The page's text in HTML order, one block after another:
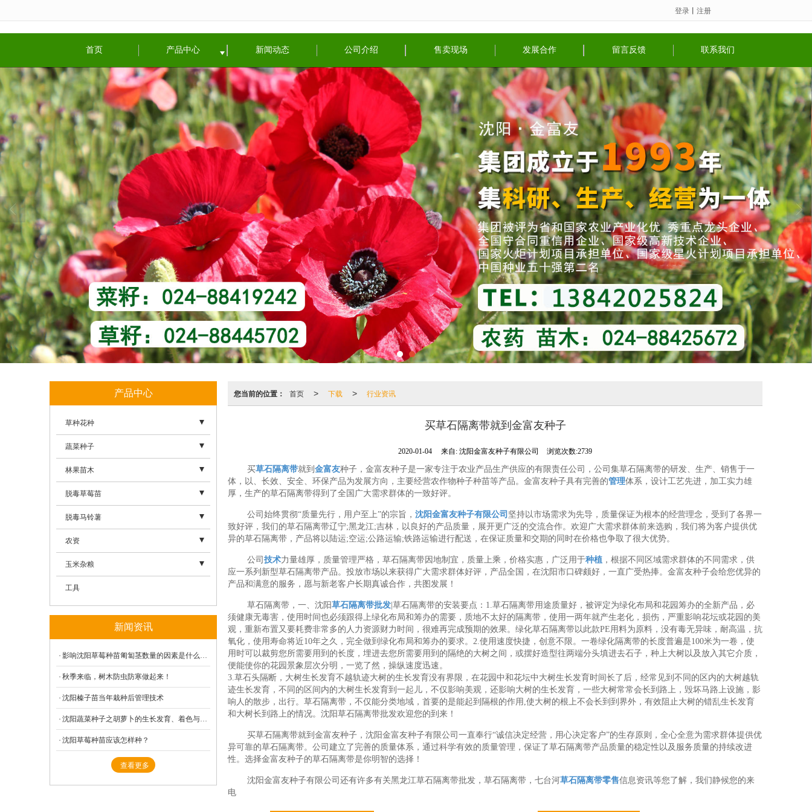
登录 丨 注册
首页 产品中心 新闻动态 公司介绍 售卖现场 发展合作 留言反馈 联系我们
您当前的位置： 首页 > 下载 > 行业资讯
买草石隔离带就到金富友种子
2020-01-04 来自: 沈阳金富友种子有限公司 浏览次数:2739
买草石隔离带就到 金富友种子，金富友种子是一家专注于农业产品生产供应的有限责任公司，公司集草石隔离带的研发、生产、销售于一
体，以、长效、安全、环保产品为发展方向，主要经营农作物种子种苗等产品。金富友种子具有完善的管理体系，设计工艺先进，加工实力雄
厚，生产的草石隔离带得到了全国广大需求群体的一致好评。
公司始终贯彻“质量先行，用户至上”的宗旨， 沈阳金富友种子有限公司 坚持以市场需求为先导，质量保证为根本的经营理念，受到了各界一
致好评，我们的草石隔离带辽宁;黑龙江;吉林，以良好的产品质量，展开更广泛的交流合作。欢迎广大需求群体前来选购，我们将为客户提供优
异的草石隔离带，产品将以陆运;空运;公路运输;铁路运输进行配送，在保证质量和交期的同时在价格也争取了很大优势。
公司 技术力量雄厚，质量管理严格，草石隔离带因地制宜，质量上乘，价格实惠，广泛用于种植 ，根据不同区域需求群体的不同需求，供
应一系列新型草石隔离带产品。投放市场以来获得广大需求群体好评，产品全国，在沈阳市口碑颇好，一直广受热捧。金富友种子会给您优异的
产品和满意的服务，愿与新老客户长期真诚合作，共图发展！
草石隔离带，一、沈阳草石隔离带批发 |草石隔离带的安装要点：1.草石隔离带用途质量好，被评定为绿化布局和花园筹办的全新产品，必
须健康无毒害，使用时间也必须跟得上绿化布局和筹办的需要，质地不太好的隔离带，使用一两年就产生老化，损伤，严重影响花坛或花园的美
观，重新布置又要耗费非常多的人力资源财力时间，很难再完成预期的效果。绿化草石隔离带以此款PE用料为原料，没有毒无异味，耐高温，抗
氧化，使用寿命将近10年之久，完全做到绿化布局和筹办的要求。2.使用速度快捷，创意不限。一卷绿化隔离带的长度普遍是100米为一卷，使
用时可以裁剪您所需要用到的长度，埋进去您所需要用到的隔绝的大树之间，或摆好造型往两端分头填进去石子，种上大树以及放入其它介质，
便能使你的花园景象层次分明，一览了然，操纵速度迅速。
3.草石头隔断，大树生长发育不越轨迹大树的生长发育没有界限，在花园中和花坛中大树生长发育时间长了后，经常见到不同的区内的大树越轨
迹生长发育，不同的区间内的大树生长发育到一起儿，不仅影响美观，还影响大树的生长发育，一些大树常常会长到路上，毁坏马路上设施，影
响人的散步，出行。草石隔离带，不仅能分类地域，首要的是能起到隔根的作用,使大树的根上不会长到到界外，有效阻止大树的错乱生长发育
和大树长到路上的情况。沈阳草石隔离带批发欢迎您的到来！
买草石隔离带就到金富友种子，沈阳金富友种子有限公司一直奉行“诚信决定经营，用心决定客户”的生存原则，全心全意为需求群体提供优
异可靠的草石隔离带。公司建立了完善的质量体系，通过科学有效的质量管理，保证了草石隔离带产品质量的稳定性以及服务质量的持续改进
性。选择金富友种子的草石隔离带是你明智的选择！
沈阳金富友种子有限公司还有许多有关黑龙江草石隔离带批发，草石隔离带，七台河草石隔离带零售信息资讯等您了解，我们静候您的来
电
产品中心
草种花种
- 草坪草种
- 牧草草种
- 生态草种
- 景观花种
- 园林养护产品
蔬菜种子
- 豆类
- 番茄
- 黄瓜
- 叶菜
- 其他
林果苗木
- 榛子苗
- 造型树
- 果树类
脱毒草莓苗
- 丹东99
- 甘露
- 妙香
- 妙香七
- 全明星
- 小白
- 幸香
- 艳丽
- 组培苗
脱毒马铃薯
- 东亚新荷兰
- 东亚超荷
- 费乌瑞它803
- 早大白
- 东薯一号
- 东薯五号
- 东亚马铃薯基地
- 东亚微型薯
农资
- 除草剂
- 杀虫剂
玉米杂粮
- 东单1331
- 东梁80
- 沈杂5号
- 富友2000
工具
新闻资讯
影响沈阳草莓种苗匍匐茎数量的因素是什么呢？
秋季来临，树木防虫防寒做起来！
沈阳榛子苗当年栽种后管理技术
沈阳蔬菜种子之胡萝卜的生长发育、着色与温度有关
沈阳草莓种苗应该怎样种？
查看更多